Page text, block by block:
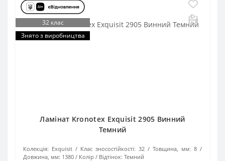
32 клас
Знято з виробництва
Ламінат Kronotex Exquisit 2905 Винний
Темний
Колекція: Exquisit Клас зносостійкості: 32 Товщина, мм: 8
Довжина, мм: 1380 Колір / Відтінок: Темний